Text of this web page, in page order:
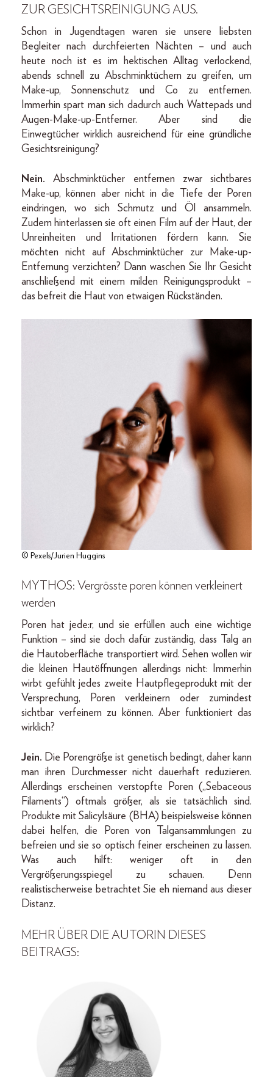
ZUR GESICHTSREINIGUNG AUS.
Schon in Jugendtagen waren sie unsere liebsten
Begleiter nach durchfeierten Nächten – und auch
heute noch ist es im hektischen Alltag verlockend,
abends schnell zu Abschminktüchern zu greifen, um
Make-up, Sonnenschutz und Co zu entfernen.
Immerhin spart man sich dadurch auch Wattepads und
Augen-Make-up-Entferner. Aber sind die
Einwegtücher wirklich ausreichend für eine gründliche
Gesichtsreinigung?
Nein.Abschminktücher entfernen zwar sichtbares
Make-up, können aber nicht in die Tiefe der Poren
eindringen, wo sich Schmutz und Öl ansammeln.
Zudem hinterlassen sie oft einen Film auf der Haut, der
Unreinheiten und Irritationen fördern kann. Sie
möchten nicht auf Abschminktücher zur Make-up-
Entfernung verzichten? Dann waschen Sie Ihr Gesicht
anschließend mit einem milden Reinigungsprodukt –
das befreit die Haut von etwaigen Rückständen.
© Pexels/Jurien Huggins
MYTHOS: Vergrösste poren können verkleinert
werden
Poren hat jede:r, und sie erfüllen auch eine wichtige
Funktion – sind sie doch dafür zuständig, dass Talg an
die Hautoberfläche transportiert wird. Sehen wollen wir
die kleinen Hautöffnungen allerdings nicht: Immerhin
wirbt gefühlt jedes zweite Hautpflegeprodukt mit der
Versprechung, Poren verkleinern oder zumindest
sichtbar verfeinern zu können. Aber funktioniert das
wirklich?
Jein. Die Porengröße ist genetisch bedingt, daher kann
man ihren Durchmesser nicht dauerhaft reduzieren.
Allerdings erscheinen verstopfte Poren („Sebaceous
Filaments“) oftmals größer, als sie tatsächlich sind.
Produkte mit Salicylsäure (BHA) beispielsweise können
dabei helfen, die Poren von Talgansammlungen zu
befreien und sie so optisch feiner erscheinen zu lassen.
Was auch hilft: weniger oft in den
Vergrößerungsspiegel zu schauen. Denn
realistischerweise betrachtet Sie eh niemand aus dieser
Distanz.
MEHR ÜBER DIE AUTORIN DIESES
BEITRAGS: